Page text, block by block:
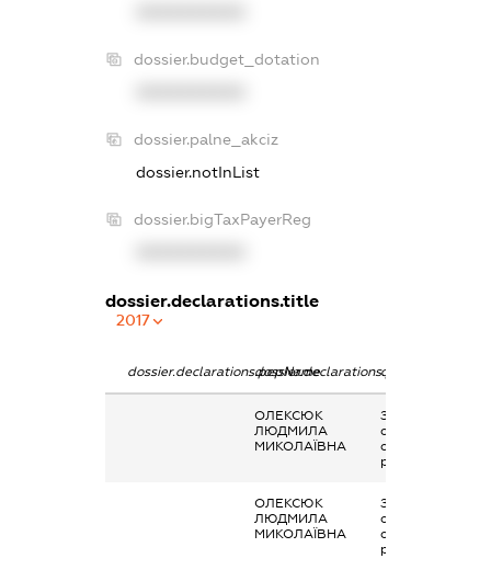
dossier.budget_dotation
dossier.palne_akciz
dossier.notInList
dossier.bigTaxPayerReg
dossier.declarations.title
2017
dossier.declarations.pepNamedossier.declarations.personName
ОЛЕКСЮК
ЛЮДМИЛА
МИКОЛАЇВНА
Заробітна плата
отримана за
основним місцем
роботи
ОЛЕКСЮК
ЛЮДМИЛА
МИКОЛАЇВНА
Заробітна плата
отримана за
основним місцем
роботи